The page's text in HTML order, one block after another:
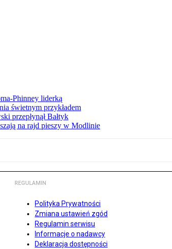
Phinney liderką
świetnym przykładem
przepłynął Bałtyk
na rajd pieszy w Modlinie
REGULAMIN
Polityka Prywatności
Zmiana ustawień zgód
Regulamin serwisu
Informacje o nadawcy
Deklaracja dostępności